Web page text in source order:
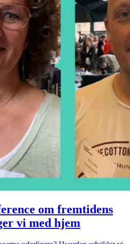
om fremtidens
vi med hjem